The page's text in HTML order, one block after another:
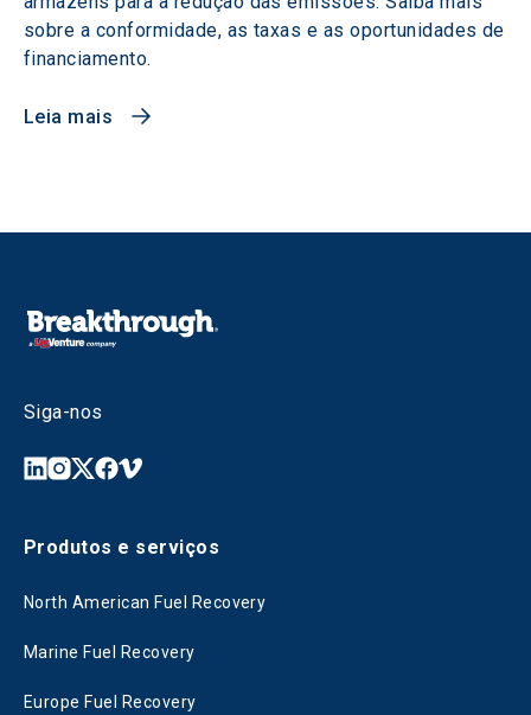
sobre a conformidade, as taxas e as oportunidades de
financiamento.
Leia mais
Siga-nos
Produtos e serviços
North American Fuel Recovery
Marine Fuel Recovery
Europe Fuel Recovery